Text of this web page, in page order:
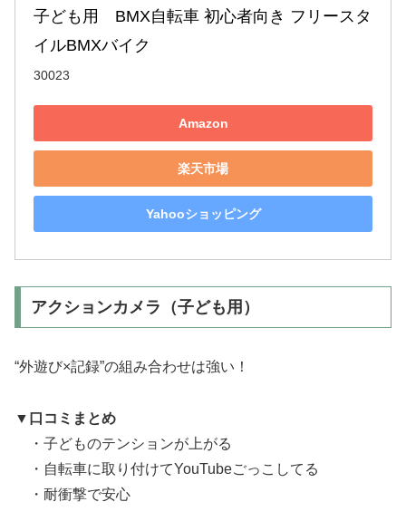
子ども用　BMX自転車 初心者向き フリースタ
イルBMXバイク
30023
Amazon
楽天市場
Yahooショッピング
アクションカメラ（子ども用）
“外遊び×記録”の組み合わせは強い！
▼ 口コミまとめ
・子どものテンションが上がる
・自転車に取り付けてYouTubeごっこしてる
・耐衝撃で安心